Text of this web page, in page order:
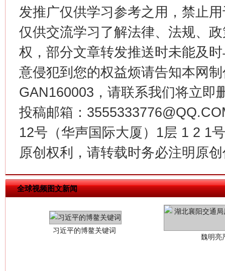
发推广仅供学习参考之用，禁止
仅供交流学习了解法律、法规、
权，部分文章转发推送时未能及
意侵犯到您的权益烦请告知本网
GAN160003，请联系我们将立即
投稿邮箱：
12号（华声国际大厦）1层 1 2 1
原创权利，请转载时务必注明原
全球视频图文新闻
今
魏明亮